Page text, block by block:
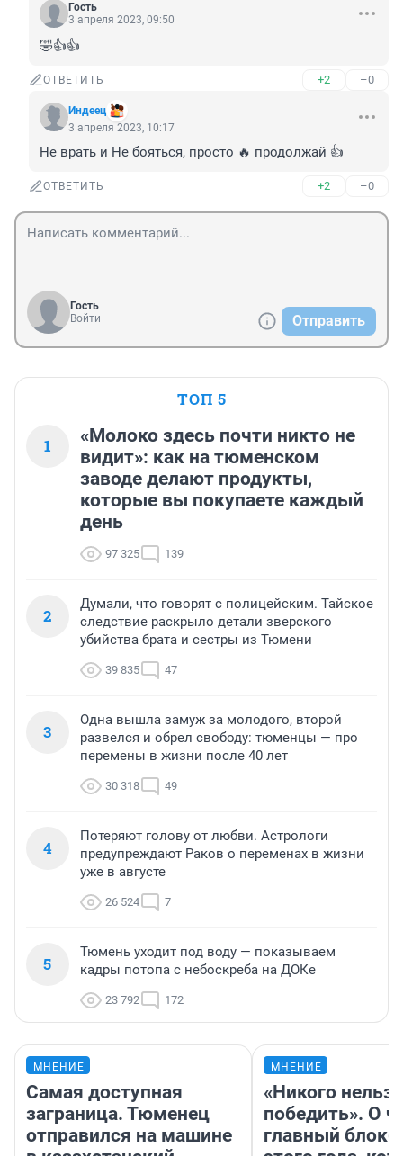
Гость
3 апреля 2023, 09:50
🤣👍👍
ОТВЕТИТЬ +2 –0
Индеец
3 апреля 2023, 10:17
Не врать и Не бояться, просто 🔥 продолжай 👍
ОТВЕТИТЬ +2 –0
Гость
Войти
Отправить
ТОП 5
1
«Молоко здесь почти никто не
видит»: как на тюменском
заводе делают продукты,
которые вы покупаете каждый
день
97 325 139
2
Думали, что говорят с полицейским. Тайское
следствие раскрыло детали зверского
убийства брата и сестры из Тюмени
39 835 47
3
Одна вышла замуж за молодого, второй
развелся и обрел свободу: тюменцы — про
перемены в жизни после 40 лет
30 318 49
4
Потеряют голову от любви. Астрологи
предупреждают Раков о переменах в жизни
уже в августе
26 524 7
5
Тюмень уходит под воду — показываем
кадры потопа с небоскреба на ДОКе
23 792 172
МНЕНИЕ
Самая доступная
заграница. Тюменец
отправился на машине
МНЕНИЕ
«Никого нельзя
победить». О
главный